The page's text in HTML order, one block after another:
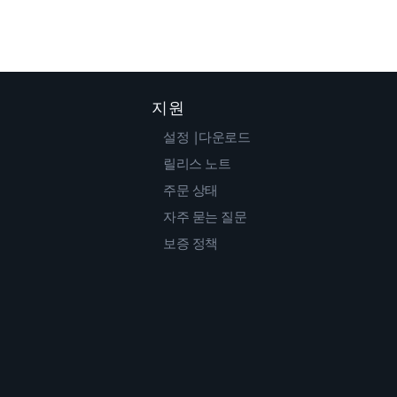
지원
설정 |다운로드
릴리스 노트
주문 상태
자주 묻는 질문
보증 정책